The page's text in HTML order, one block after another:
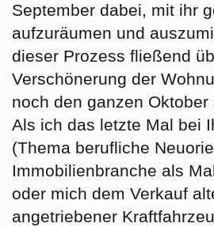
September dabei, mit ihr
aufzuräumen und
dieser Prozess fließend
Verschönerung der
noch den ganzen Oktober
Als ich das letzte Mal bei
(Thema berufliche
Immobilienbranche als
oder mich dem Verkauf
angetriebener